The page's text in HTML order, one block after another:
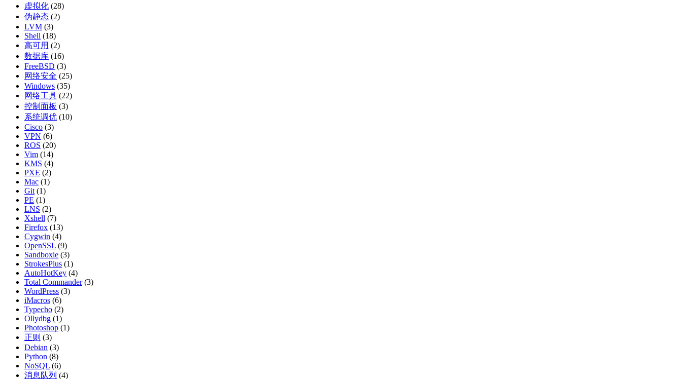
虚拟化 (28)
伪静态 (2)
LVM (3)
Shell (18)
高可用 (2)
数据库 (16)
FreeBSD (3)
网络安全 (25)
Windows (35)
网络工具 (22)
控制面板 (3)
系统调优 (10)
Cisco (3)
VPN (6)
ROS (20)
Vim (14)
KMS (4)
PXE (2)
Mac (1)
Git (1)
PE (1)
LNS (2)
Xshell (7)
Firefox (13)
Cygwin (4)
OpenSSL (9)
Sandboxie (3)
StrokesPlus (1)
AutoHotKey (4)
Total Commander(3)
WordPress (3)
iMacros (6)
Typecho (2)
Ollydbg (1)
Photoshop (1)
正则 (3)
Debian (3)
Python (8)
NoSQL (6)
消息队列 (4)